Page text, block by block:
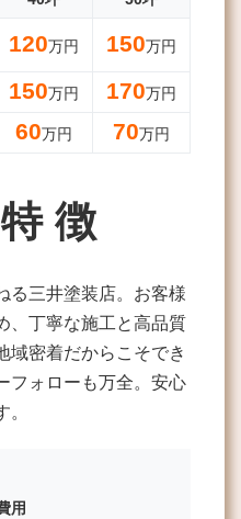
120万円 150万円
150万円 170万円
60万円 70万円
特 徴
る三井塗装店。お客様
、丁寧な施工と高品質
域密着だからこそでき
フォローも万全。安心
用